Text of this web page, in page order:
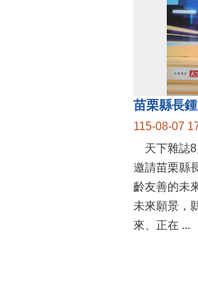
115-08-07
天下雜誌8
邀請苗栗縣
齡友善的未
未來願景，
來、正在 ...